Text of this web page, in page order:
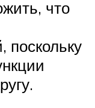
что
поскольку